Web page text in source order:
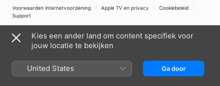
Voorwaarden internetvoorziening
Apple TV en privacy
Cookiebeleid
Support
Kies een ander land om content specifiek voor
jouw locatie te bekijken
United States Ga door